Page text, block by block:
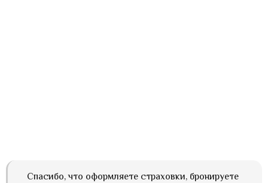
Спасибо, что оформляете страховки, бронируете